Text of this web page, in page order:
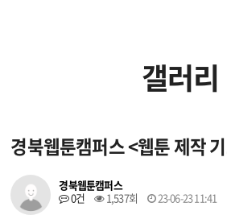
웹툰배경에셋
브랜드웹툰
갤러리
경북웹툰캠퍼스 <웹툰 제작
경북웹툰캠퍼스
0건
1,537회 23-06-23 11:41